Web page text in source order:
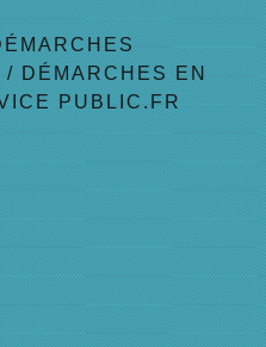
/ DÉMARCHES EN
PUBLIC.FR